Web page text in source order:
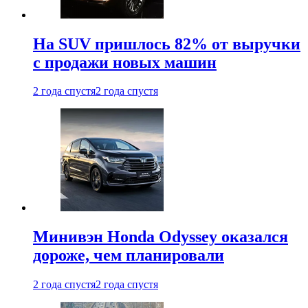
На SUV пришлось 82% от выручки
с продажи новых машин
2 года спустя2 года спустя
Минивэн Honda Odyssey оказался
дороже, чем планировали
2 года спустя2 года спустя